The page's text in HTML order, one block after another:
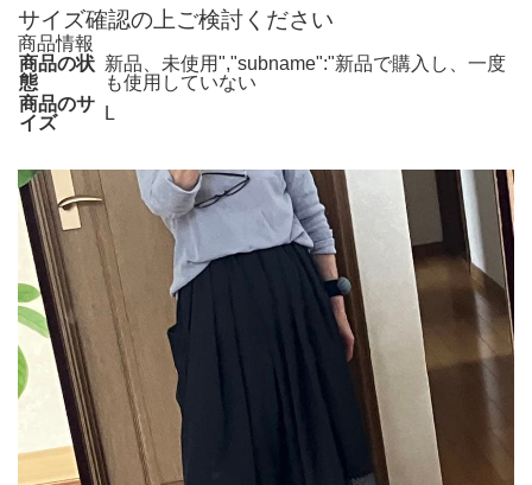
サイズ確認の上ご検討ください
商品情報
商品の状
態
新品、未使用","subname":"新品で購入し、一度
も使用していない
商品のサ
イズ
L